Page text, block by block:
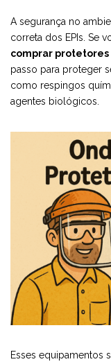
A segurança no
correta dos EPIs. Se
comprar
passo para proteger
como respingos
agentes biológicos.
Esses equipamentos